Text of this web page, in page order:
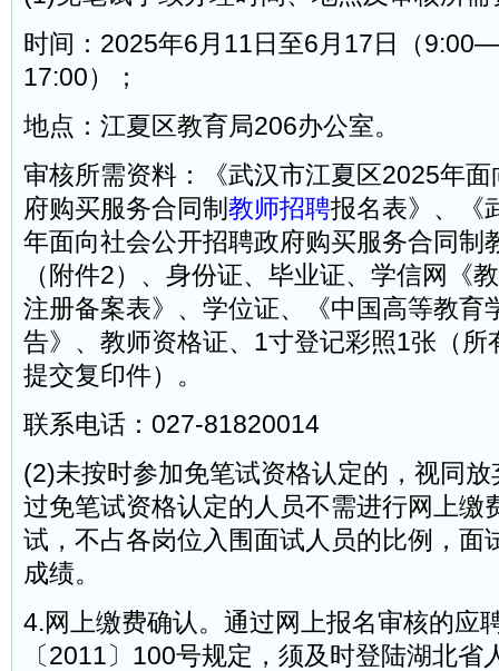
时间：2025年6月11日至6月17日（
17:00）；
地点：江夏区教育局206办公室。
审核所需资料：《武汉市江夏区2025年
府购买服务合同制 教师招聘报名表》、《
年面向社会公开招聘政府购买服务合同制
（附件2）、身份证、毕业证、学信网《
注册备案表》、学位证、《中国高等教育
告》、教师资格证、1寸登记彩照1张（所
提交复印件）。
联系电话：027-81820014
(2)未按时参加免笔试资格认定的，视同
过免笔试资格认定的人员不需进行网上缴
试，不占各岗位入围面试人员的比例，面
成绩。
4.网上缴费确认。通过网上报名审核的应
〔2011〕100号规定，须及时登陆湖北省